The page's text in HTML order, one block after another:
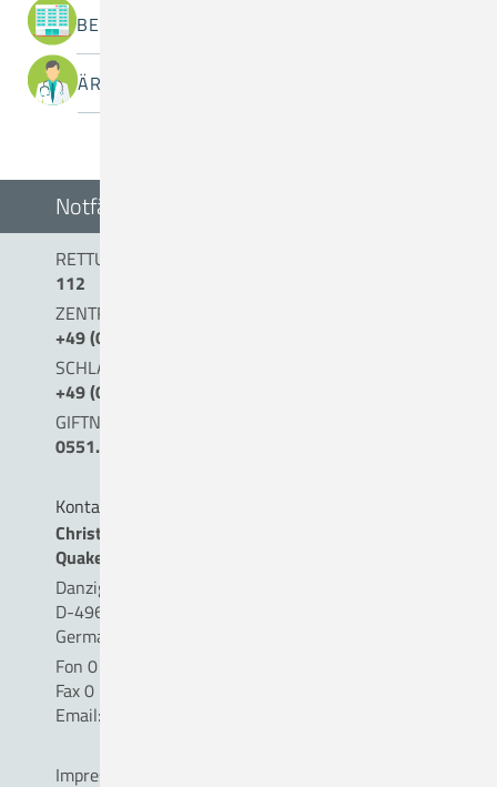
BEREICHE / ABTEILUNGEN
ÄRZTINNEN / ÄRZTE
Notfälle
RETTUNGSDIENST/NOTARZT
112
ZENTRALE NOTAUFNAHME (0 BIS 24 UHR)
+49 (0) 54 31 . 15 - 0
SCHLAGANFALLTELEFON
+49 (0) 5431. 15 45 15
GIFTNOTRUF
0551.19240
Kontakt
Christliches Krankenhaus
Quakenbrück gemeinnützige GmbH
Danziger Straße 2
D-49610 Quakenbrück
Germany
Fon 0 54 31 . 15 - 0
Fax 0 54 31 . 15 - 18 09
Email:
Impressum